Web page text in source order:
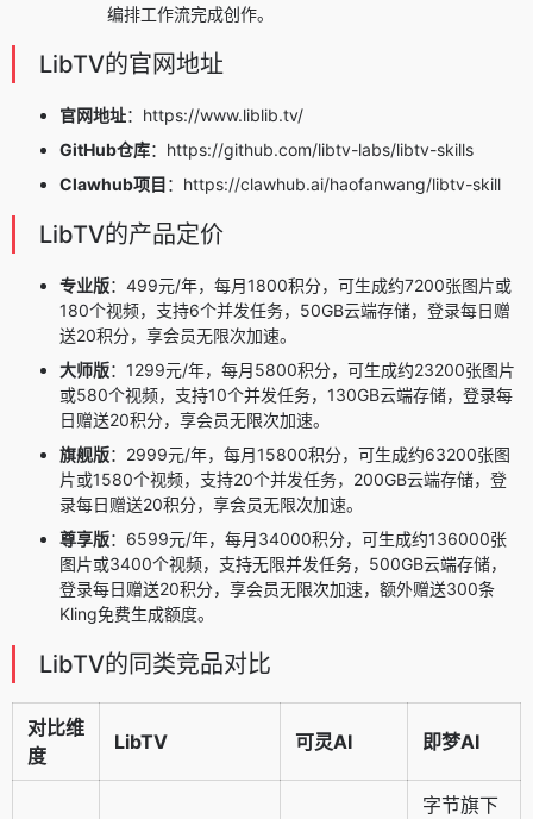
编排工作流完成创作。
LibTV的官网地址
官网地址：https://www.liblib.tv/
GitHub仓库：https://github.com/libtv-labs/libtv-skills
Clawhub项目：https://clawhub.ai/haofanwang/libtv-skill
LibTV的产品定价
专业版：499元/年，每月1800积分，可生成约7200张图片或
180个视频，支持6个并发任务，50GB云端存储，登录每日赠
送20积分，享会员无限次加速。
大师版：1299元/年，每月5800积分，可生成约23200张图片
或580个视频，支持10个并发任务，130GB云端存储，登录每
日赠送20积分，享会员无限次加速。
旗舰版：2999元/年，每月15800积分，可生成约63200张图
片或1580个视频，支持20个并发任务，200GB云端存储，登
录每日赠送20积分，享会员无限次加速。
尊享版：6599元/年，每月34000积分，可生成约136000张
图片或3400个视频，支持无限并发任务，500GB云端存储，
登录每日赠送20积分，享会员无限次加速，额外赠送300条
Kling免费生成额度。
LibTV的同类竞品对比
对比维
度
LibTV 可灵AI 即梦AI
字节旗下